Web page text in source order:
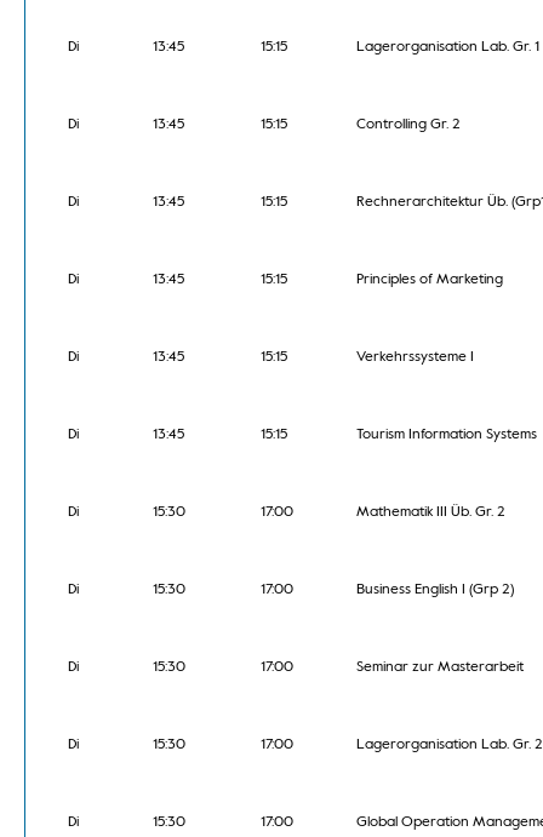
Di 13:45 15:15 Lagerorganisation Lab. Gr. 1
Di 13:45 15:15 Controlling Gr. 2
Di 13:45 15:15 Rechnerarchitektur Üb.
Di 13:45 15:15 Principles of Marketing
Di 13:45 15:15 Verkehrssysteme I
Di 13:45 15:15 Tourism Information Systems
Di 15:30 17:00 Mathematik III Üb. Gr. 2
Di 15:30 17:00 Business English I (Grp 2)
Di 15:30 17:00 Seminar zur Masterarbeit
Di 15:30 17:00 Lagerorganisation Lab. Gr. 2
Di 15:30 17:00 Global Operation